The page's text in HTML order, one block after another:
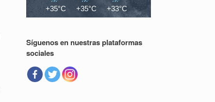
+35°C +35°C +33°C +30°C
Síguenos en nuestras plataformas
sociales